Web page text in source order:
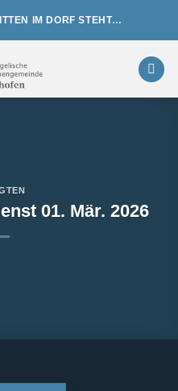
IM DORF STEHT…
01. Mär. 2026